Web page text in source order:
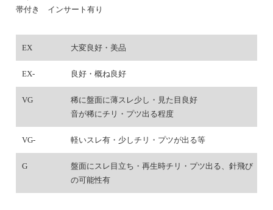
帯付き インサート有り
EX 大変良好・美品
EX- 良好・概ね良好
VG
稀に盤面に薄スレ少し・見た目良好
音が稀にチリ・プツ出る程度
VG- 軽いスレ有・少しチリ・プツが出る等
G
盤面にスレ目立ち・再生時チリ・プツ出る、針飛び
の可能性有